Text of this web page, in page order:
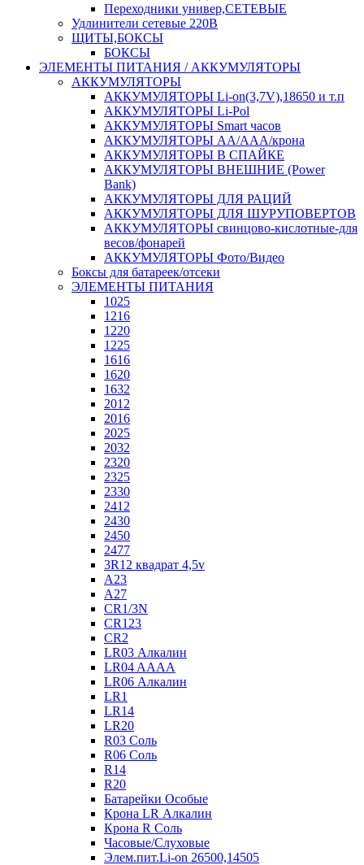
Переходники универ,СЕТЕВЫЕ
Удлинители сетевые 220В
ЩИТЫ,БОКСЫ
БОКСЫ
ЭЛЕМЕНТЫ ПИТАНИЯ / АККУМУЛЯТОРЫ
АККУМУЛЯТОРЫ
АККУМУЛЯТОРЫ Li-on(3,7V),18650 и т.п
АККУМУЛЯТОРЫ Li-Pol
АККУМУЛЯТОРЫ Smart часов
АККУМУЛЯТОРЫ АА/ААА/крона
АККУМУЛЯТОРЫ В СПАЙКЕ
АККУМУЛЯТОРЫ ВНЕШНИЕ (Power
Bank)
АККУМУЛЯТОРЫ ДЛЯ РАЦИЙ
АККУМУЛЯТОРЫ ДЛЯ ШУРУПОВЕРТОВ
АККУМУЛЯТОРЫ свинцово-кислотные-для
весов/фонарей
АККУМУЛЯТОРЫ Фото/Видео
Боксы для батареек/отсеки
ЭЛЕМЕНТЫ ПИТАНИЯ
1025
1216
1220
1225
1616
1620
1632
2012
2016
2025
2032
2320
2325
2330
2412
2430
2450
2477
3R12 квадрат 4,5v
A23
A27
CR1/3N
CR123
CR2
LR03 Алкалин
LR04 AAAA
LR06 Алкалин
LR1
LR14
LR20
R03 Соль
R06 Соль
R14
R20
Батарейки Особые
Крона LR Алкалин
Крона R Соль
Часовые/Слуховые
Элем.пит.Li-on 26500,14505